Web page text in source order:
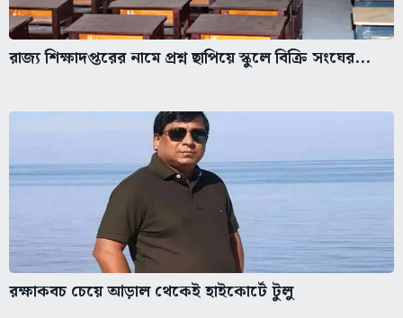
রাজ্য শিক্ষাদপ্তরের নামে প্রশ্ন ছাপিয়ে স্কুলে বিক্রি সংঘের...
রক্ষাকবচ চেয়ে আড়াল থেকেই হাইকোর্টে টুলু